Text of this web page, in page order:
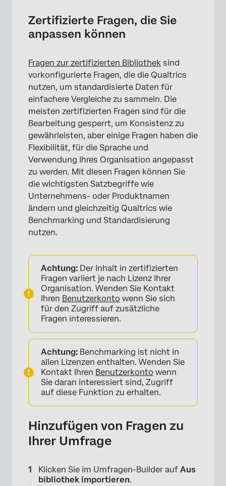
×
Zertifizierte Fragen, die Sie
anpassen können
Fragen zur zertifizierten Bibliothek sind
vorkonfigurierte Fragen, die die Qualtrics
nutzen, um standardisierte Daten für
einfachere Vergleiche zu sammeln. Die
meisten zertifizierten Fragen sind für die
Bearbeitung gesperrt, um Konsistenz zu
gewährleisten, aber einige Fragen haben die
Flexibilität, für die Sprache und
Verwendung Ihres Organisation angepasst
zu werden. Mit diesen Fragen können Sie
die wichtigsten Satzbegriffe wie
Unternehmens- oder Produktnamen
ändern und gleichzeitig Qualtrics wie
Benchmarking und Standardisierung
nutzen.
Achtung: Der Inhalt in zertifizierten
Fragen variiert je nach Lizenz Ihrer
Organisation. Wenden Sie Kontakt
Ihren Benutzerkonto wenn Sie sich
für den Zugriff auf zusätzliche
Fragen interessieren.
Achtung: Benchmarking ist nicht in
allen Lizenzen enthalten. Wenden Sie
Kontakt Ihren Benutzerkonto wenn
Sie daran interessiert sind, Zugriff
auf diese Funktion zu erhalten.
Hinzufügen von Fragen zu
Ihrer Umfrage
Klicken Sie im Umfragen-Builder auf Aus
bibliothek importieren.